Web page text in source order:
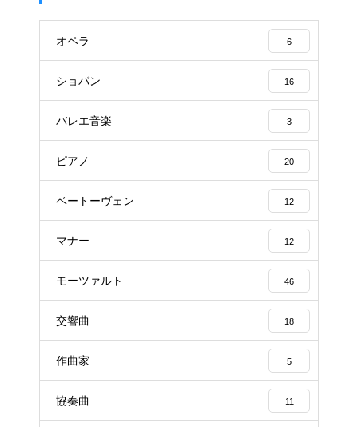
オペラ 6
ショパン 16
バレエ音楽 3
ピアノ 20
ベートーヴェン 12
マナー 12
モーツァルト 46
交響曲 18
作曲家 5
協奏曲 11